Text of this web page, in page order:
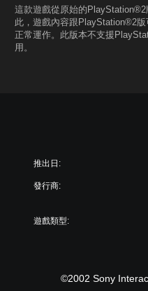
這款遊戲從原始的
此，遊戲內容跟PlayStation®2
正常運作。此版本不支援
用。
推出日:
發行商:
遊戲類型:
©2002 Sony